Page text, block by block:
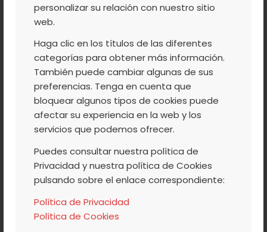
personalizar su relación con nuestro sitio
web.
Haga clic en los títulos de las diferentes
categorías para obtener más información.
También puede cambiar algunas de sus
preferencias. Tenga en cuenta que
bloquear algunos tipos de cookies puede
afectar su experiencia en la web y los
servicios que podemos ofrecer.
Puedes consultar nuestra política de
Privacidad y nuestra política de Cookies
pulsando sobre el enlace correspondiente:
Política de Privacidad
Política de Cookies
Ya estamos en primavera y por fin salimos
todos de la cueva en la que nos metemos
durante el invierno. Los días son más
largos, más soleados y nuestro cuerpo nos
pide desesperadamente estar al aire libre.
Se acercan puentes y vacaciones y
empezamos buscar dónde podemos hacer
ser posible, un lugar donde los niños y los
adultos podamos disfrutar a la vez.
Leer más